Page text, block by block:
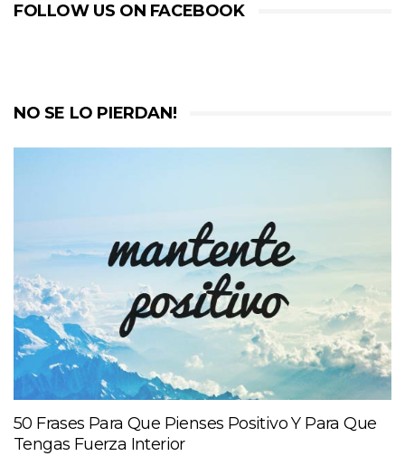
FOLLOW US ON FACEBOOK
NO SE LO PIERDAN!
50 Frases Para Que Pienses Positivo Y Para Que
Tengas Fuerza Interior